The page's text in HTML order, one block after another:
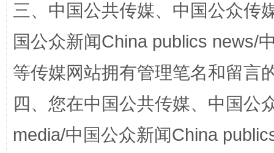
阿坝州三大球赛在茂县开幕 规模
三、中国公共传媒、中国公众传
国公众新闻China publics news/
等传媒网站拥有管理笔名和留言
四、您在中国公共传媒、中国公
media/中国公众新闻China